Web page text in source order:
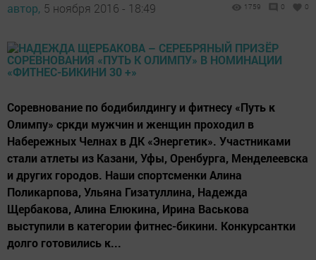
автор, 5 ноября 2016 - 18:49 1759 0 0
Соревнование по бодибилдингу и фитнесу «Путь к
Олимпу» сркди мужчин и женщин проходил в
Набережных Челнах в ДК «Энергетик». Участниками
стали атлеты из Казани, Уфы, Оренбурга, Менделеевска
и других городов. Наши спортсменки Алина
Поликарпова, Ульяна Гизатуллина, Надежда
Щербакова, Алина Елюкина, Ирина Васькова
выступили в категории фитнес-бикини. Конкурсантки
долго готовились к...